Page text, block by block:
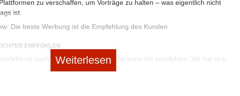
zu verschaffen, um Vorträge zu halten – was eigentlich nicht
ist.
Die beste Werbung ist die Empfehlung des Kunden
EMPFOHLEN
auch inhaltlich leicht fällt. „Die kann ich empfehlen, die hat sich
Weiterlesen